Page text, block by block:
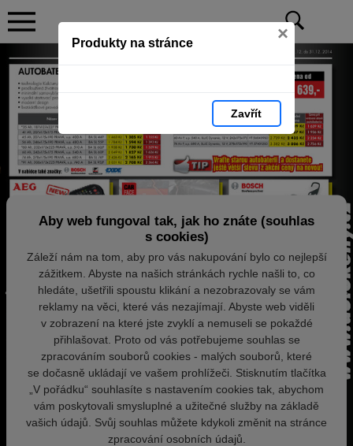
Produkty na stránce ×
Zavřít
Aby web fungoval tak, jak ho znáte (souhlas
s cookies)
Záleží nám na tom, aby pro vás nakupování bylo co nejlepší
zážitkem. Abyste na našich stránkách rychle našli to, co
hledáte, ušetřili spoustu klikání a nezobrazovaly se vám
reklamy na věci, které vás nezajímají. Abyste web viděli
v zobrazení na které jste zvyklí a nemuseli se pokaždé
přihlašovat. Proto od vás potřebujeme souhlas se
zpracováním souborů cookies - malých souborů, které
se dočasně ukládají ve vašem prohlížeči. Stisknutím tlačítka
„V pořádku“ souhlasíte s nastavením cookies tak, abychom
vám poskytovali smysluplné a užitečné služby na základě
vašich údajů. Svůj souhlas můžete kdykoli změnit na stránce
zpracování osobních údajů.